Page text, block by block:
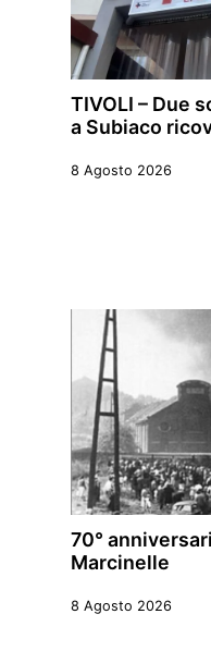
TIVOLI – Due
a Subiaco
8 Agosto 2026
70°
Marcinelle
8 Agosto 2026